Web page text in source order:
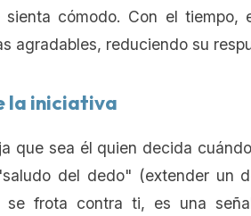
cómodo. Con el tiempo,
agradables, reduciendo su
la iniciativa
que sea él quien decida
del dedo" (extender un
frota contra ti, es una